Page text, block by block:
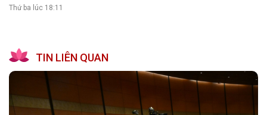
Thứ ba lúc 18:11
TIN LIÊN QUAN